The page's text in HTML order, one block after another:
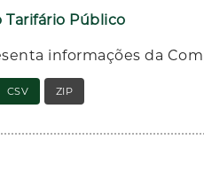
Público
informações da
CSV ZIP